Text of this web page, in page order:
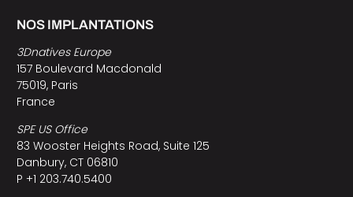
NOS IMPLANTATIONS
3Dnatives Europe
157 Boulevard Macdonald
75019, Paris
France
SPE US Office
83 Wooster Heights Road, Suite 125
Danbury, CT 06810
P +1 203.740.5400